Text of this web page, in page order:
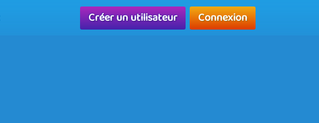
Créer un utilisateur Connexion